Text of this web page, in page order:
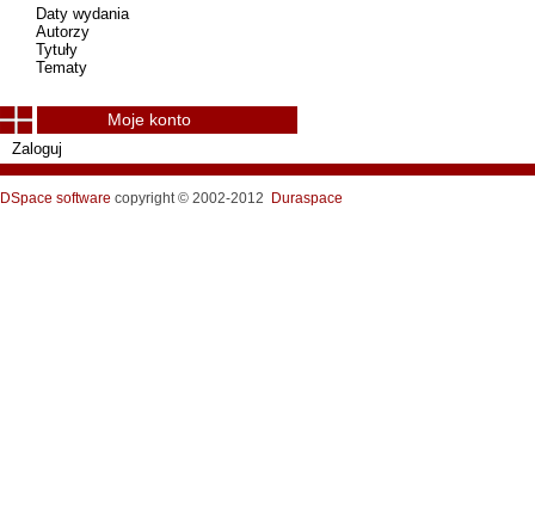
Daty wydania
Autorzy
Tytuły
Tematy
Moje konto
Zaloguj
DSpace software copyright © 2002-2012 Duraspace